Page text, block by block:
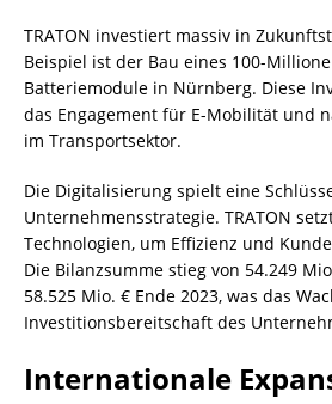
TRATON investiert massiv in
Beispiel ist der Bau eines 100-
Batteriemodule in Nürnberg. Diese
das Engagement für E-Mobilität und
im Transportsektor.
Die Digitalisierung spielt eine
Unternehmensstrategie. TRATON
Technologien, um Effizienz und
Die Bilanzsumme stieg von 54.249
58.525 Mio. € Ende 2023, was das
Investitionsbereitschaft des
Internationale